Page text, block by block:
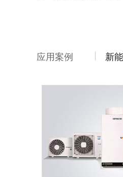
应用案例 新